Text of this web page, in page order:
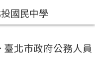
臺北市政府公務人員